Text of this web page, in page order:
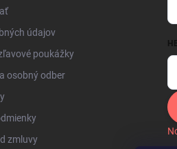
údajov
poukážky
osobný odber
zmluvy